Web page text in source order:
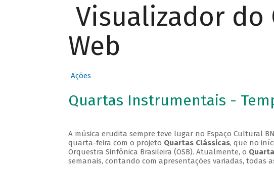
Visualizador do
Web
Ações
Quartas Instrumentais -
A música erudita sempre teve lugar no Espaço Cultural
quarta-feira com o projeto Quartas Clássicas, que no
Orquestra Sinfônica Brasileira (OSB). Atualmente, o
semanais, contando com apresentações variadas, todas